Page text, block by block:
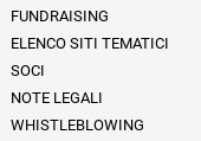
Informazioni legali e
FUNDRAISING
ELENCO SITI TEMATICI
SOCI
NOTE LEGALI
WHISTLEBLOWING